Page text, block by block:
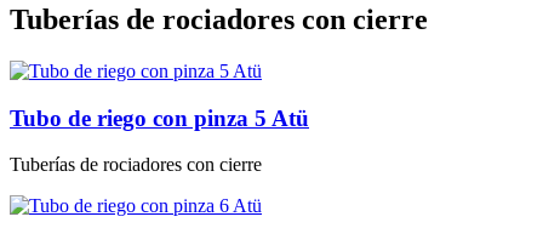
Tuberías de rociadores con cierre
Tubo de riego con pinza 5 Atü
Tuberías de rociadores con cierre